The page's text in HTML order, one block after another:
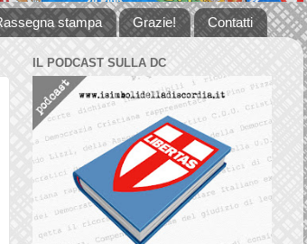
stampa Grazie! Contatti
IL PODCAST SULLA DC